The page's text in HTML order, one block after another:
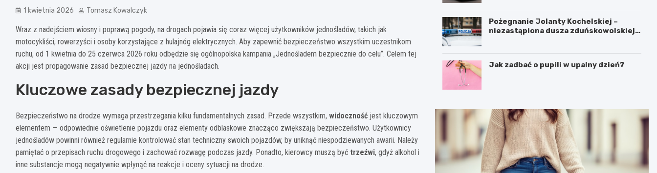
1 kwietnia 2026 Tomasz Kowalczyk
Wraz z nadejściem wiosny i poprawą pogody, na drogach pojawia się coraz więcej użytkowników jednośladów, takich jak
motocykliści, rowerzyści i osoby korzystające z hulajnóg elektrycznych. Aby zapewnić bezpieczeństwo wszystkim uczestnikom
ruchu, od 1 kwietnia do 25 czerwca 2026 roku odbędzie się ogólnopolska kampania „Jednośladem bezpiecznie do celu”. Celem tej
akcji jest propagowanie zasad bezpiecznej jazdy na jednośladach.
Kluczowe zasady bezpiecznej jazdy
Bezpieczeństwo na drodze wymaga przestrzegania kilku fundamentalnych zasad. Przede wszystkim, widoczność jest kluczowym
elementem — odpowiednie oświetlenie pojazdu oraz elementy odblaskowe znacząco zwiększają bezpieczeństwo. Użytkownicy
jednośladów powinni również regularnie kontrolować stan techniczny swoich pojazdów, by uniknąć niespodziewanych awarii. Należy
pamiętać o przepisach ruchu drogowego i zachować rozwagę podczas jazdy. Ponadto, kierowcy muszą być trzeźwi, gdyż alkohol i
inne substancje mogą negatywnie wpłynąć na reakcje i oceny sytuacji na drodze.
Pożegnanie Jolanty Kochelskiej –
niezastąpiona dusza zduńskowolskiej
Jak zadbać o pupili w upalny dzień?